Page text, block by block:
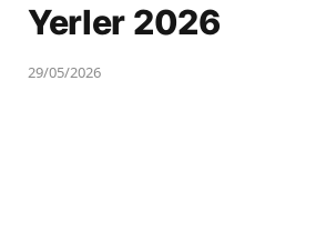
Yerler 2026
29/05/2026